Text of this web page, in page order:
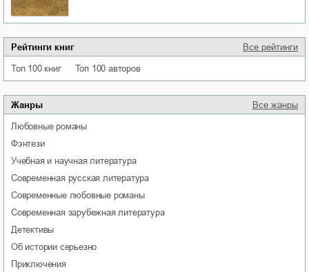
Рейтинги книг Все рейтинги
Топ 100 книг Топ 100 авторов
Жанры Все жанры
любовные романы
фэнтези
учебная и научная литература
современная русская литература
современные любовные романы
современная зарубежная литература
детективы
об истории серьезно
приключения